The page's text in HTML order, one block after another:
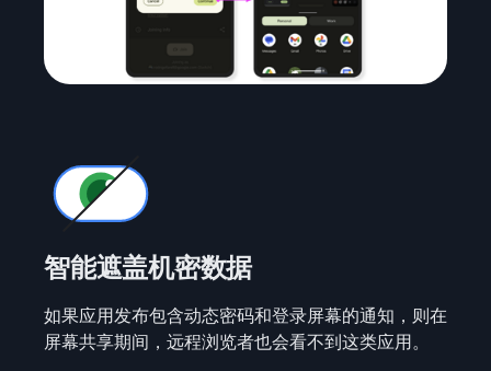
智能遮盖机密数据
如果应用发布包含动态密码和登录屏幕的通知，则在
屏幕共享期间，远程浏览者也会看不到这类应用。